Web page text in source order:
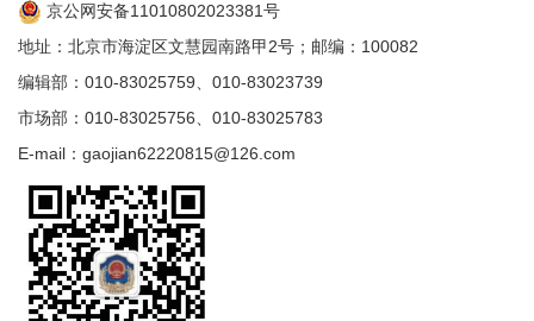
京公网安备11010802023381号
地址：北京市海淀区文慧园南路甲2号；邮编：100082
编辑部：010-83025759、010-83023739
市场部：010-83025756、010-83025783
E-mail：gaojian62220815@126.com